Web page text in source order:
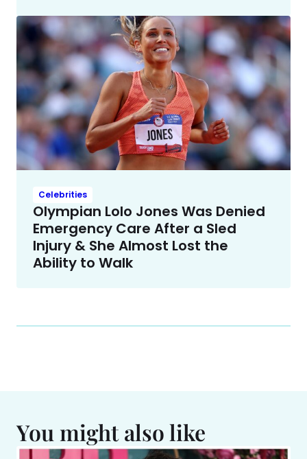
Celebrities
Olympian Lolo Jones Was Denied
Emergency Care After a Sled
Injury & She Almost Lost the
Ability to Walk
You might also like